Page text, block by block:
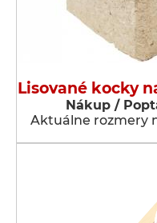
Lisované kocky
Nákup /
Aktuálne rozmery